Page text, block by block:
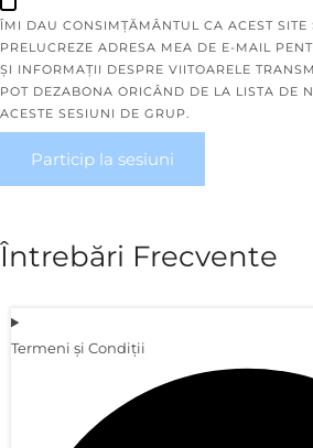
ÎMI DAU CONSIMȚĂMÂNTUL CA ACEST SITE
PRELUCREZE ADRESA MEA DE E-MAIL
ȘI INFORMAȚII DESPRE VIITOARELE
POT DEZABONA ORICÂND DE LA LISTA DE
ACESTE SESIUNI DE GRUP.
Particip la sesiuni
Întrebări Frecvente
Termeni și Condiții